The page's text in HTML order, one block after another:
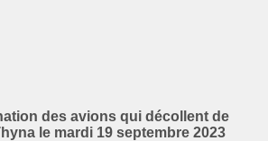
des avions qui décollent de
le mardi 19 septembre 2023